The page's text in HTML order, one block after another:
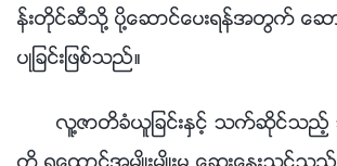
န္းတိုင္ဆီသို႔ ပို႔ေဆာင္ေပးရန္အတြက္ ေဆာ
ပဳျခင္းျဖစ္သည္။
လူ႔ဇာတိခံယူျခင္းႏွင့္ သက္ဆိုင္သည့္ သ